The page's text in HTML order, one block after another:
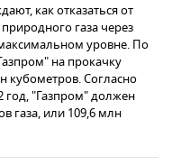
как отказаться от
газа через
уровне. По
на прокачку
кубометров. Согласно
год, "Газпром" должен
газа, или 109,6 млн